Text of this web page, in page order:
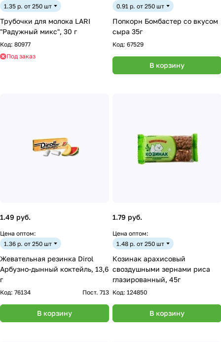
1.35 р. от 250 шт
Трубочки для молока LARI
"Радужный микс", 30 г
Код: 80977
Под заказ
0.91 р. от 250 шт
Попкорн Бомбастер со вкусом
сыра 35г
Код: 67529
В корзину
1.49 руб.
Цена оптом:
1.36 р. от 250 шт
Жевательная резинка Dirol
Арбузно-дынный коктейль, 13,6
г
Код: 76134 Пост. 713
В корзину
1.79 руб.
Цена оптом:
1.48 р. от 250 шт
Козинак арахисовый
своздушными зернами риса
глазированный, 45г
Код: 124850
В корзину